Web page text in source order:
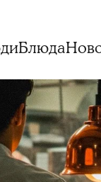
Блюда